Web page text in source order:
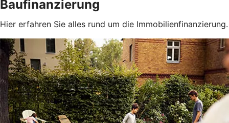
Baufinanzierung
Hier erfahren Sie alles rund um die Immobilienfinanzierung.